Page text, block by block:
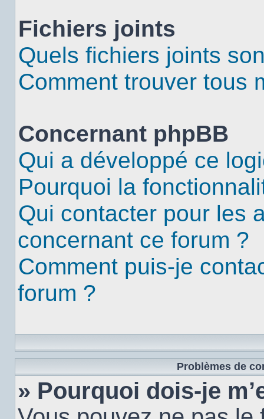
Fichiers joints
Quels fichiers joints
Comment trouver tous
Concernant phpBB
Qui a développé ce
Pourquoi la
Qui contacter pour les
concernant ce forum ?
Comment puis-je
forum ?
Problèmes de
» Pourquoi dois-je